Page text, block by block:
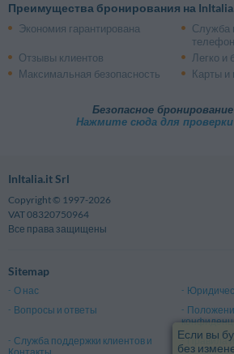
Преимущества бронирования на
Экономия гарантирована
Служба
Отзывы клиентов
Легко и
Максимальная безопасность
Карты
Безопасное бронирование
Нажмите сюда для проверки
InItalia.it Srl
Copyright © 1997-2026
VAT 08320750964
Все права защищены
Sitemap
О нас
Вопросы и ответы
Служба поддержки клиентов и
Правила
Если вы
без